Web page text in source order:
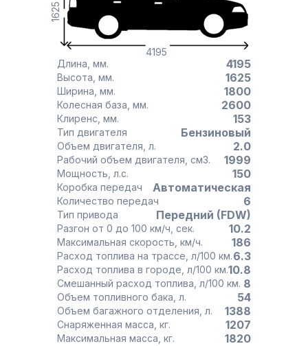
4195
1625
Длина, мм. 4195
Высота, мм. 1625
Ширина, мм. 1800
Колесная база, мм. 2600
Клиренс, мм. 153
Тип двигателя Бензиновый
Объем двигателя, л. 2.0
Рабочий объем двигателя, см3. 1999
Мощность, л.с. 150
Коробка передач Автоматическая
Количество передач 6
Тип привода Передний (FDW)
Разгон от 0 до 100 км/ч, сек. 10.2
Максимальная скорость, км/ч. 186
Расход топлива на трассе, л/100 км.6.3
Расход топлива в городе, л/100 км.10.8
Смешанный расход топлива, л/100 км. 8
Объем топливного бака, л. 54
Объем багажного отделения, л. 1388
Снаряженная масса, кг. 1207
Максимальная масса, кг. 1820